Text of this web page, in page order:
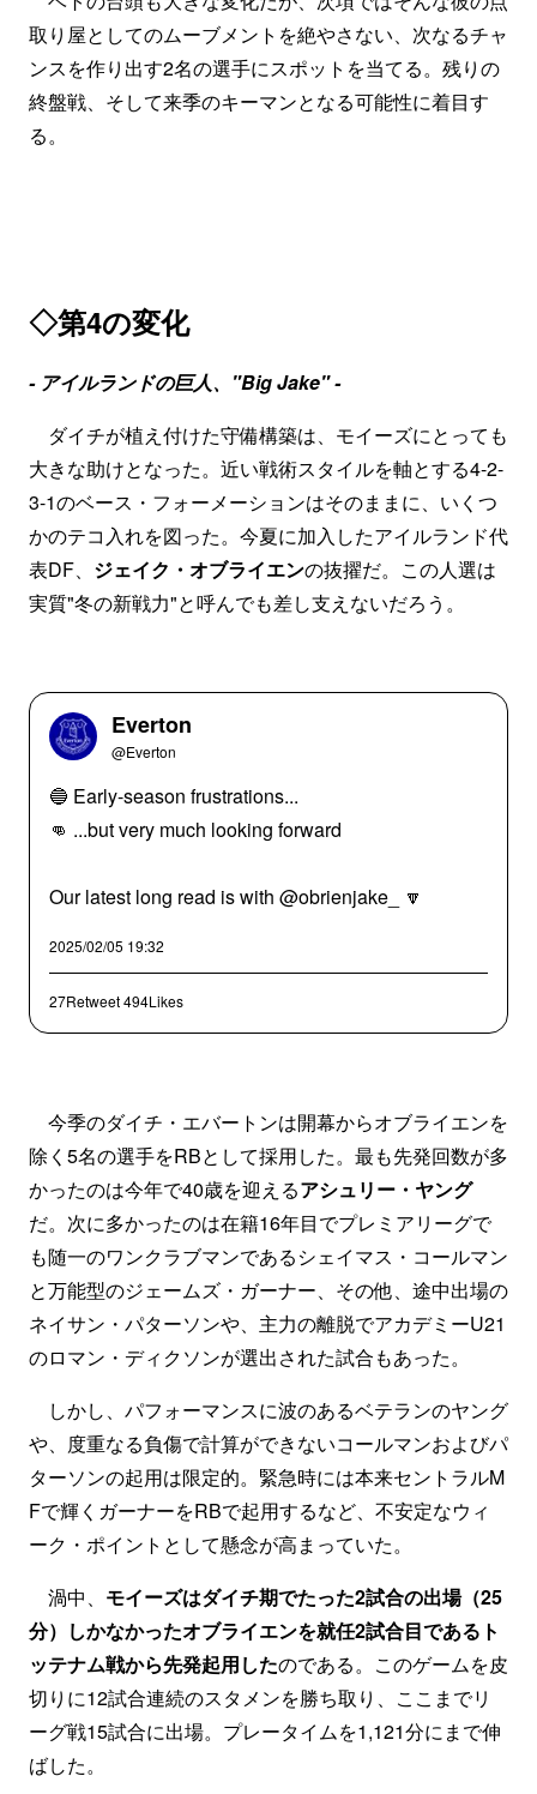
取り屋としてのムーブメントを絶やさない、次なるチャ
ンスを作り出す2名の選手にスポットを当てる。残りの
終盤戦、そして来季のキーマンとなる可能性に着目す
る。
◇第4の変化
- アイルランドの巨人、"Big Jake" -
ダイチが植え付けた守備構築は、モイーズにとっても
大きな助けとなった。近い戦術スタイルを軸とする4-2-
3-1のベース・フォーメーションはそのままに、いくつ
かのテコ入れを図った。今夏に加入したアイルランド代
表DF、 ジェイク・オブライエンの抜擢だ。この人選は
実質"冬の新戦力"と呼んでも差し支えないだろう。
Everton
@Everton
🔵 Early-season frustrations...
👊 ...but very much looking forward
Our latest long read is with @obrienjake_ 🔽
2025/02/05 19:32
27Retweet494Likes
今季のダイチ・エバートンは開幕からオブライエンを
除く5名の選手をRBとして採用した。最も先発回数が多
かったのは今年で40歳を迎えるアシュリー・ヤング
だ。次に多かったのは在籍16年目でプレミアリーグで
も随一のワンクラブマンであるシェイマス・コールマン
と万能型のジェームズ・ガーナー、その他、途中出場の
ネイサン・パターソンや、主力の離脱でアカデミーU21
のロマン・ディクソンが選出された試合もあった。
しかし、パフォーマンスに波のあるベテランのヤング
や、度重なる負傷で計算ができないコールマンおよびパ
ターソンの起用は限定的。緊急時には本来セントラルM
Fで輝くガーナーをRBで起用するなど、不安定なウィ
ーク・ポイントとして懸念が高まっていた。
渦中、 モイーズはダイチ期でたった2試合の出場（25
分）しかなかったオブライエンを就任2試合目であるト
ッテナム戦から先発起用したのである。このゲームを皮
切りに12試合連続のスタメンを勝ち取り、ここまでリ
ーグ戦15試合に出場。プレータイムを1,121分にまで伸
ばした。